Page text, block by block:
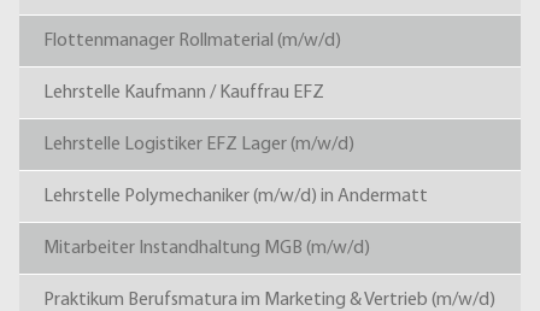
Flottenmanager Rollmaterial (m/w/d)
Lehrstelle Kaufmann / Kauffrau EFZ
Lehrstelle Logistiker EFZ Lager (m/w/d)
Lehrstelle Polymechaniker (m/w/d) in Andermatt
Mitarbeiter Instandhaltung MGB (m/w/d)
Praktikum Berufsmatura im Marketing & Vertrieb (m/w/d)